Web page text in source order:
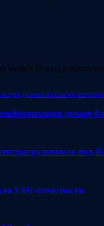
Подход к оценке
делает
под
ESG-отчетности